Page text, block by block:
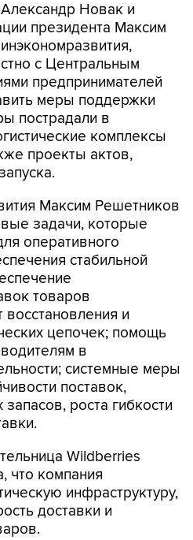
Новак и
президента Максим
с Центральным
предпринимателей
меры поддержки
пострадали в
комплексы
проекты актов,
Максим Решетников
задачи, которые
оперативного
стабильной
товаров
восстановления и
цепочек; помощь
в
системные меры
поставок,
роста гибкости
Wildberries
что компания
инфраструктуру,
доставки и